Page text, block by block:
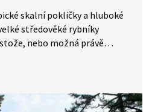
skalní pokličky a hluboké
středověké rybníky
nebo možná právě